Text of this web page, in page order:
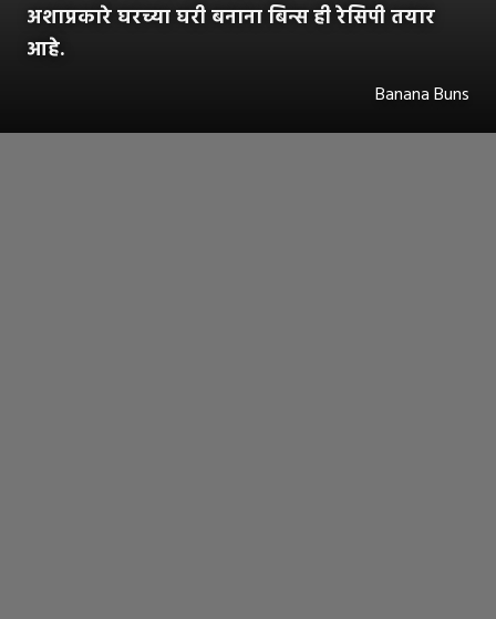
अशाप्रकारे घरच्या घरी बनाना बिन्स ही रेसिपी तयार
आहे.
Banana Buns